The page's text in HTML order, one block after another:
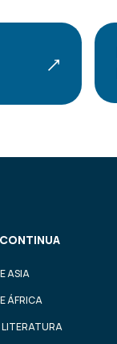
ASIA
ÁFRICA
LITERATURA